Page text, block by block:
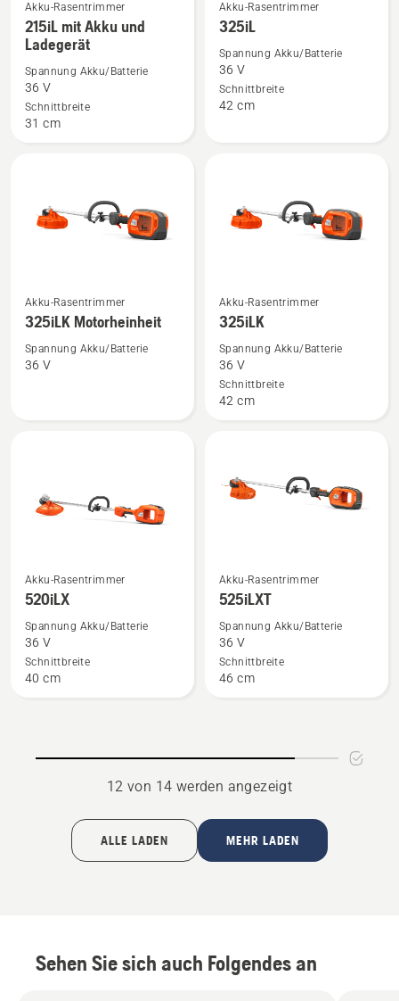
Mehr
Details
zu
215iL
mit
Akku
Akku-Rasentrimmer
215iL mit Akku und
Ladegerät
Spannung Akku/Batterie
36 V
Schnittbreite
31 cm
Mehr
Details
zu
325iL
anzeigen
Akku-Rasentrimmer
325iL
Spannung Akku/Batterie
36 V
Schnittbreite
42 cm
Mehr
Details
325iLK
Akku-Rasentrimmer
325iLK Motorheinheit
Spannung Akku/Batterie
36 V
Mehr
Details
325iLK
anzeigen
Akku-Rasentrimmer
325iLK
Spannung Akku/Batterie
36 V
Schnittbreite
42 cm
Mehr
Details
520iLX
anzeigen
Akku-Rasentrimmer
520iLX
Spannung Akku/Batterie
36 V
Schnittbreite
40 cm
Mehr
Details
525iLXT
anzeigen
Akku-Rasentrimmer
525iLXT
Spannung Akku/Batterie
36 V
Schnittbreite
46 cm
12 von 14 werden angezeigt
ALLE LADEN MEHR LADEN
Sehen Sie sich auch Folgendes an